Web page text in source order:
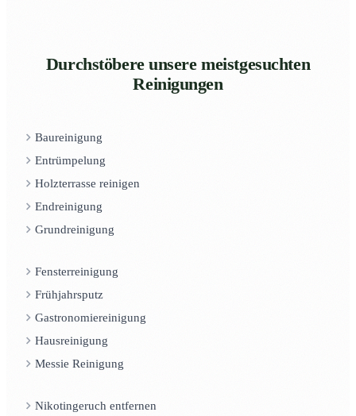
Durchstöbere unsere meistgesuchten
Reinigungen
Baureinigung
Entrümpelung
Holzterrasse reinigen
Endreinigung
Grundreinigung
Fensterreinigung
Frühjahrsputz
Gastronomiereinigung
Hausreinigung
Messie Reinigung
Nikotingeruch entfernen